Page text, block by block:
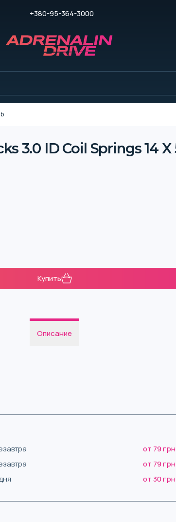
+380-95-364-3000
3.0 ID Coil Springs 14
Купить
Описание
от 79 грн
от 79 грн
от 30 грн